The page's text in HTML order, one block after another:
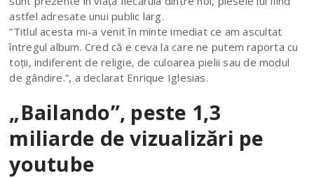
astfel adresate unui public larg.
”Titlul acesta mi-a venit în minte imediat ce am ascultat
întregul album. Cred că e ceva la care ne putem raporta cu
toții, indiferent de religie, de culoarea pielii sau de modul
de gândire.”, a declarat Enrique Iglesias.
„Bailando”, peste 1,3
miliarde de vizualizări pe
youtube